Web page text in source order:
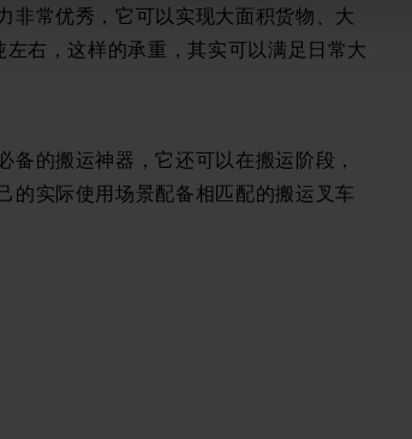
非常优秀，它可以实现大面积货物、大
右，这样的承重，其实可以满足日常大
的搬运神器，它还可以在搬运阶段，
的实际使用场景配备相匹配的搬运叉车